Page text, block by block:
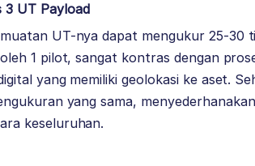
3 UT Payload
UT-nya dapat mengukur 25-30
1 pilot, sangat kontras dengan
yang memiliki geolokasi ke aset.
yang sama,
keseluruhan.